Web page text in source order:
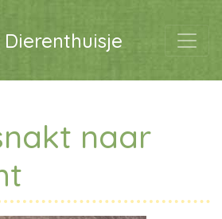
Dierenthuisje
naar